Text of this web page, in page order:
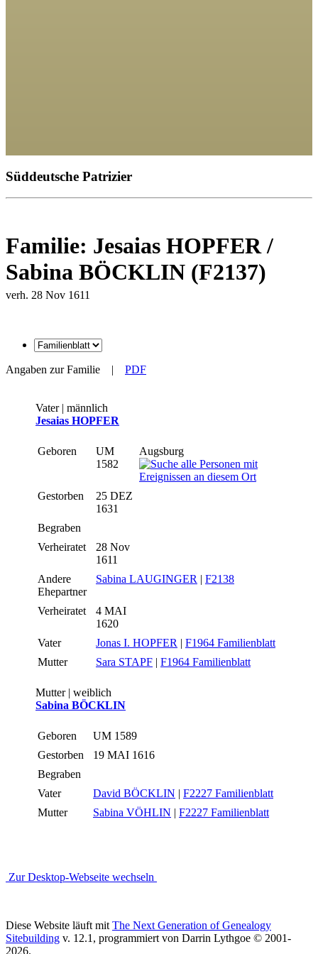
Süddeutsche Patrizier
Familie: Jesaias HOPFER /
Sabina BÖCKLIN (F2137)
verh. 28 Nov 1611
Angaben zur Familie | PDF
Vater | männlich
Jesaias HOPFER
Geboren
UM
1582
Augsburg
Gestorben
25 DEZ
1631
Begraben
Verheiratet
28 Nov
1611
Andere
Ehepartner
Sabina LAUGINGER | F2138
Verheiratet
4 MAI
1620
Vater
Jonas I. HOPFER | F1964 Familienblatt
Mutter
Sara STAPF | F1964 Familienblatt
Mutter | weiblich
Sabina BÖCKLIN
Geboren
UM 1589
Gestorben
19 MAI 1616
Begraben
Vater
David BÖCKLIN | F2227 Familienblatt
Mutter
Sabina VÖHLIN | F2227 Familienblatt
Zur Desktop-Webseite wechseln
Diese Website läuft mit The Next Generation of Genealogy
Sitebuilding v. 12.1, programmiert von Darrin Lythgoe © 2001-
2026.